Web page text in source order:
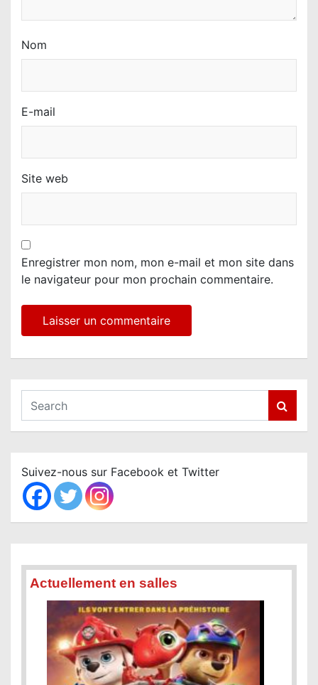
Nom
E-mail
Site web
Enregistrer mon nom, mon e-mail et mon site dans
le navigateur pour mon prochain commentaire.
a
c
h
Suivez-nous sur Facebook et Twitter
Actuellement en salles